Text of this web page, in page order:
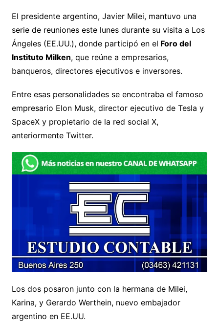
El presidente argentino, Javier Milei, mantuvo una
serie de reuniones este lunes durante su visita a Los
Ángeles (EE.UU.), donde participó en el Foro del
Instituto Milken, que reúne a empresarios,
banqueros, directores ejecutivos e inversores.
Entre esas personalidades se encontraba el famoso
empresario Elon Musk, director ejecutivo de Tesla y
SpaceX y propietario de la red social X,
anteriormente Twitter.
Los dos posaron junto con la hermana de Milei,
Karina, y Gerardo Werthein, nuevo embajador
argentino en EE.UU.